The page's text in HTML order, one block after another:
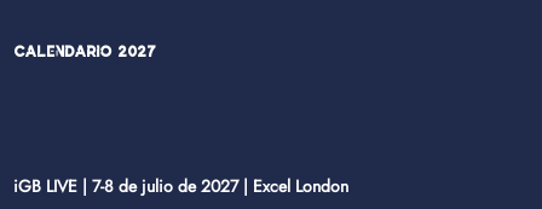
Calendario 2027
iGB LIVE | 7-8 de julio de 2027 | Excel London